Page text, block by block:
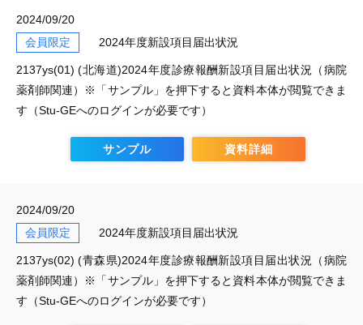
2024/09/20
会員限定
2024年度新設項目届出状況
2137ys(01) (北海道)2024年度診療報酬新設項目届出状況（病院
薬剤師関連）※「サンプル」を押下すると資料本体が閲覧できま
す（Stu-GEへのログインが必要です）
サンプル 資料詳細
2024/09/20
会員限定
2024年度新設項目届出状況
2137ys(02) (青森県)2024年度診療報酬新設項目届出状況（病院
薬剤師関連）※「サンプル」を押下すると資料本体が閲覧できま
す（Stu-GEへのログインが必要です）